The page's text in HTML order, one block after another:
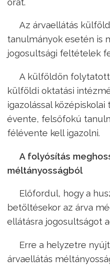
Az árvaellátás
tanulmányok esetén is
jogosultsági feltételek
A külföldön
külföldi oktatási
igazolással
évente, felsőfokú
félévente kell igazolni.
A folyósítás
méltányosságból
Előfordul, hogy a
betöltésekor az árva
ellátásra jogosultságot
Erre a helyzetre
árvaellátás